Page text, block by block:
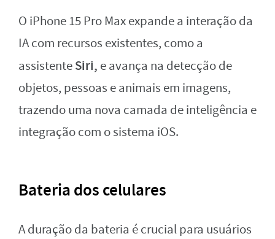
O iPhone 15 Pro Max expande a interação da
IA com recursos existentes, como a
assistenteSiri, e avança na detecção de
objetos, pessoas e animais em imagens,
trazendo uma nova camada de inteligência e
integração com o sistema iOS.
Bateria dos celulares
A duração da bateria é crucial para usuários